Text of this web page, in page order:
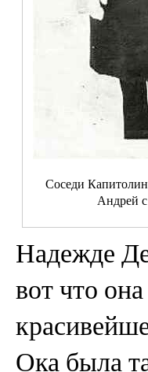
Соседи
Андрей
Надежде
вот что
Ока была